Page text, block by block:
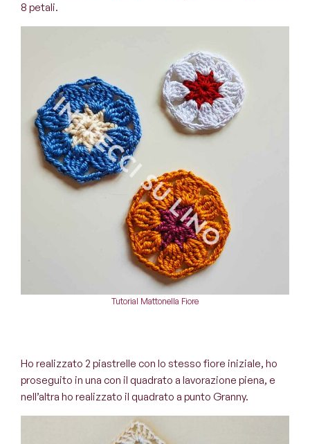
8 petali.
Tutorial Mattonella Fiore
Ho realizzato 2 piastrelle con lo stesso fiore iniziale, ho
proseguito in una con il quadrato a lavorazione piena, e
nell’altra ho realizzato il quadrato a punto Granny.